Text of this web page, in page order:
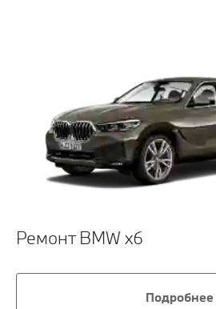
Ремонт BMW x6
Подробнее